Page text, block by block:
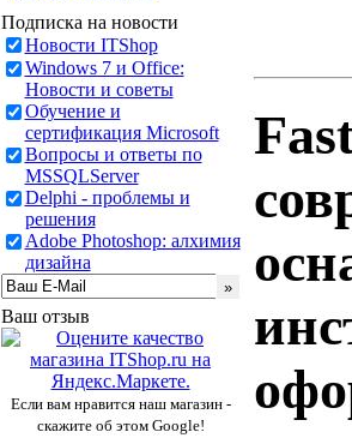
Подписка на новости
Новости ITShop
Windows 7 и Office:
Новости и советы
Обучение и
сертификация Microsoft
Вопросы и ответы по
MSSQLServer
Delphi - проблемы и
решения
Adobe Photoshop: алхимия
дизайна
Ваш отзыв
Если вам нравится наш магазин -
скажите об этом Google!